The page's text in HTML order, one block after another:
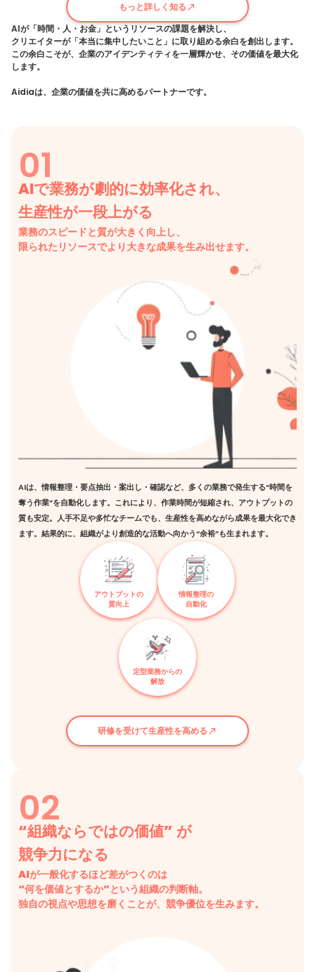
もっと詳しく知る call_made
AIが「時間・人・お金」というリソースの課題を解決し、
クリエイターが「本当に集中したいこと」に取り組める余白を創出します。
この余白こそが、企業のアイデンティティを一層輝かせ、その価値を最大化
します。
Aidiaは、企業の価値を共に高めるパートナーです。
01
AIで業務が劇的に効率化され、
生産性が一段上がる
業務のスピードと質が大きく向上し、
限られたリソースでより大きな成果を生み出せます。
AIは、情報整理・要点抽出・案出し・確認など、多くの業務で発生する“時間を
奪う作業”を自動化します。これにより、作業時間が短縮され、アウトプットの
質も安定。人手不足や多忙なチームでも、生産性を高めながら成果を最大化でき
ます。結果的に、組織がより創造的な活動へ向かう“余裕”も生まれます。
アウトプットの
質向上
情報整理の
自動化
定型業務からの
解放
研修を受けて生産性を高める call_made
02
“組織ならではの価値” が
競争力になる
AIが一般化するほど差がつくのは
“何を価値とするか”という組織の判断軸。
独自の視点や思想を磨くことが、競争優位を生みます。